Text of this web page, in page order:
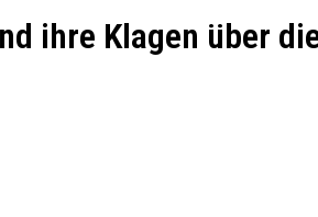
ihre Klagen über